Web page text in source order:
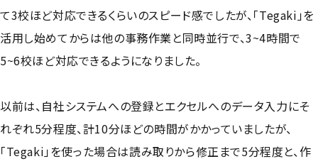
て3校ほど対応できるくらいのスピード感でしたが、「Tegaki」を
活用し始めてからは他の事務作業と同時並行で、3~4時間で
5~6校ほど対応できるようになりました。
以前は、自社システムへの登録とエクセルへのデータ入力にそ
れぞれ5分程度、計10分ほどの時間がかかっていましたが、
「Tegaki」を使った場合は読み取りから修正まで5分程度と、作